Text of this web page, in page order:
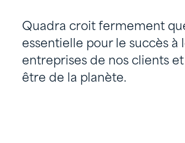
Quadra croit fermement
essentielle pour le succès
entreprises de nos clients
être de la planète.